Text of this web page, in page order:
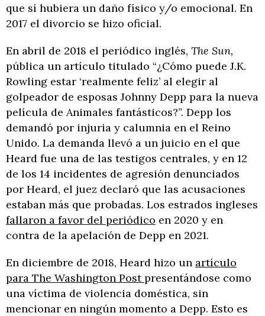
que sí hubiera un daño físico y/o emocional. En
2017 el divorcio se hizo oficial.
En abril de 2018 el periódico inglés, The Sun,
pública un artículo titulado “¿Cómo puede J.K.
Rowling estar ‘realmente feliz’ al elegir al
golpeador de esposas Johnny Depp para la nueva
película de Animales fantásticos?”. Depp los
demandó por injuria y calumnia en el Reino
Unido. La demanda llevó a un juicio en el que
Heard fue una de las testigos centrales, y en 12
de los 14 incidentes de agresión denunciados
por Heard, el juez declaró que las acusaciones
estaban más que probadas. Los estrados ingleses
fallaron a favor del periódico en 2020 y en
contra de la apelación de Depp en 2021.
En diciembre de 2018, Heard hizo un artículo
para The Washington Postpresentándose como
una víctima de violencia doméstica, sin
mencionar en ningún momento a Depp. Esto es